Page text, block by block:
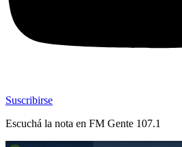
Suscribirse
Escuchá la nota en FM Gente 107.1